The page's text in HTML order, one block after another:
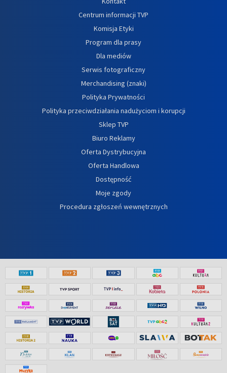
Centrum informacji TVP
Komisja Etyki
Program dla prasy
Dla mediów
Serwis fotograficzny
Merchandising (znaki)
Polityka Prywatności
Polityka przeciwdziałania nadużyciom i korupcji
Sklep TVP
Biuro Reklamy
Oferta Dystrybucyjna
Oferta Handlowa
Dostępność
Moje zgody
Procedura zgłoszeń wewnętrznych